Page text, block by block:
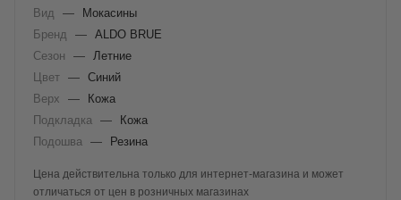
Вид —
Мокасины
Бренд
— ALDO BRUE
Сезон
—
Летние
Цвет — Синий
Верх
—
Кожа
Подкладка
—
Кожа
Подошва
— Резина
Цена действительна только для интернет-магазина и может
отличаться от цен в розничных магазинах